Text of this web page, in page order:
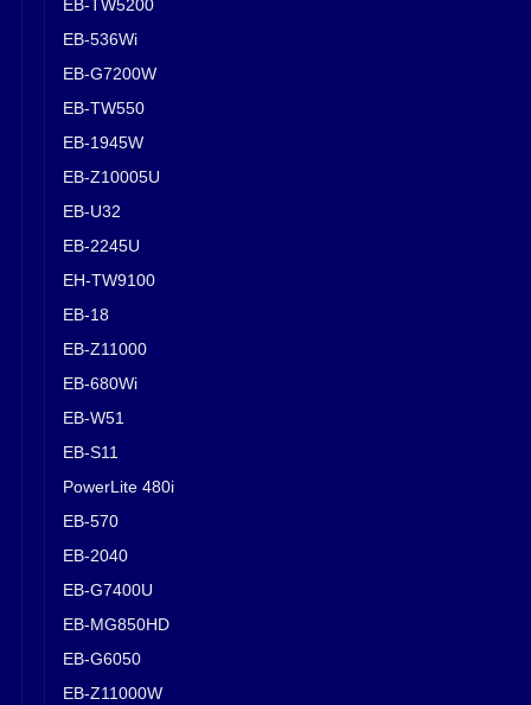
EB-TW5200
EB-536Wi
EB-G7200W
EB-TW550
EB-1945W
EB-Z10005U
EB-U32
EB-2245U
EH-TW9100
EB-18
EB-Z11000
EB-680Wi
EB-W51
EB-S11
PowerLite 480i
EB-570
EB-2040
EB-G7400U
EB-MG850HD
EB-G6050
EB-Z11000W